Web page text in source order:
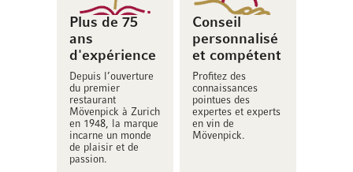
Plus de 75
ans
d'expérience
Depuis l’ouverture
du premier
restaurant
Mövenpick à Zurich
en 1948, la marque
incarne un monde
de plaisir et de
passion.
Conseil
personnalisé
et compétent
Profitez des
connaissances
pointues des
expertes et experts
en vin de
Mövenpick.